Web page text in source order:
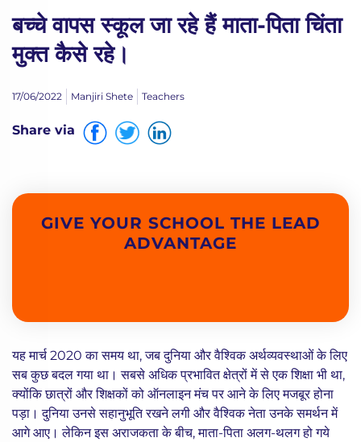
बच्चे वापस स्कूल जा रहे हैं माता-पिता चिंता
मुक्त कैसे रहे।
17/06/2022 Manjiri Shete Teachers
Share via
GIVE YOUR SCHOOL THE LEAD
ADVANTAGE
यह मार्च 2020 का समय था, जब दुनिया और वैश्विक अर्थव्यवस्थाओं के लिए
सब कुछ बदल गया था। सबसे अधिक प्रभावित क्षेत्रों में से एक शिक्षा भी था,
क्योंकि छात्रों और शिक्षकों को ऑनलाइन मंच पर आने के लिए मजबूर होना
पड़ा। दुनिया उनसे सहानुभूति रखने लगी और वैश्विक नेता उनके समर्थन में
आगे आए। लेकिन इस अराजकता के बीच, माता-पिता अलग-थलग हो गये